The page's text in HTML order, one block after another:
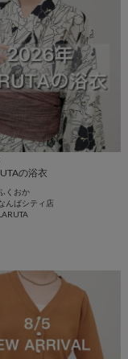
の浴衣
くおか
んばシティ店